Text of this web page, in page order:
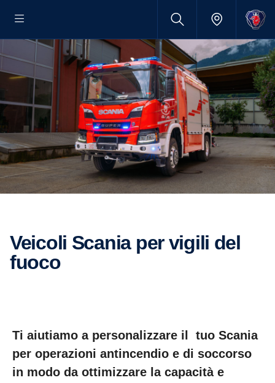
Veicoli Scania per vigili del
fuoco
Ti aiutiamo a personalizzare il tuo Scania
per operazioni antincendio e di soccorso
in modo da ottimizzare la capacità e